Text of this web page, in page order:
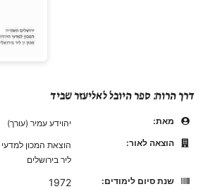
דרך הרוח: ספר היובל לאליעזר שביד
מאת:
יהוידע עמיר (עורך)
הוצאה לאור:
הוצאת המכון למדעי
ליר בירושלים
שנת סיום לימודים:
1972